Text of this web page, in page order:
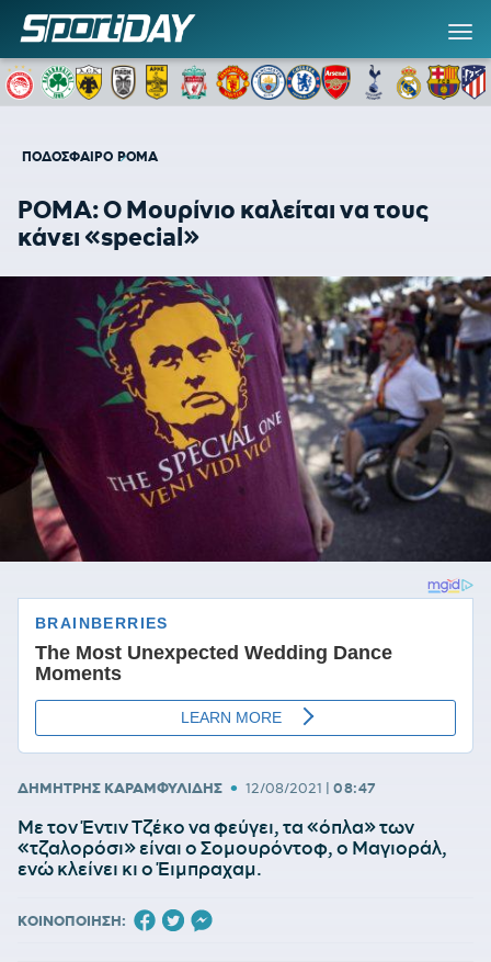
ΠΟΔΟΣΦΑΙΡΟ ΡΟΜΑ
ΡΟΜΑ: Ο Μουρίνιο καλείται να τους
κάνει «special»
ΔΗΜΗΤΡΗΣ ΚΑΡΑΜΦΥΛΙΔΗΣ • 12/08/2021 | 08:47
Με τον Έντιν Τζέκο να φεύγει, τα «όπλα» των
«τζαλορόσι» είναι ο Σομουρόντοφ, ο Μαγιοράλ,
ενώ κλείνει κι ο Έιμπραχαμ.
ΚΟΙΝΟΠΟΙΗΣΗ: